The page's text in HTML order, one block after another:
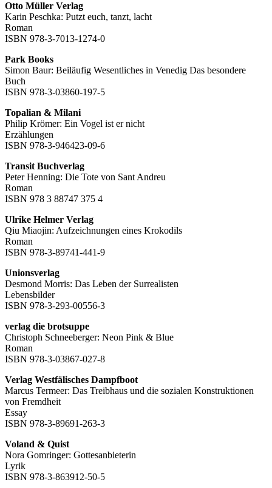
Otto Müller Verlag
Karin Peschka: Putzt euch, tanzt, lacht
Roman
ISBN 978-3-7013-1274-0
Park Books
Simon Baur: Beiläufig Wesentliches in Venedig Das besondere
Buch
ISBN 978-3-03860-197-5
Topalian & Milani
Philip Krömer: Ein Vogel ist er nicht
Erzählungen
ISBN 978-3-946423-09-6
Transit Buchverlag
Peter Henning: Die Tote von Sant Andreu
Roman
ISBN 978 3 88747 375 4
Ulrike Helmer Verlag
Qiu Miaojin: Aufzeichnungen eines Krokodils
Roman
ISBN 978-3-89741-441-9
Unionsverlag
Desmond Morris: Das Leben der Surrealisten
Lebensbilder
ISBN 978-3-293-00556-3
verlag die brotsuppe
Christoph Schneeberger: Neon Pink & Blue
Roman
ISBN 978-3-03867-027-8
Verlag Westfälisches Dampfboot
Marcus Termeer: Das Treibhaus und die sozialen Konstruktionen
von Fremdheit
Essay
ISBN 978-3-89691-263-3
Voland & Quist
Nora Gomringer: Gottesanbieterin
Lyrik
ISBN 978-3-863912-50-5